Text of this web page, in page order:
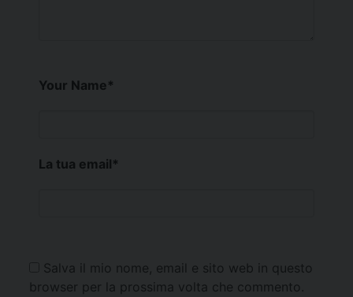
Your Name*
La tua email*
Salva il mio nome, email e sito web in questo
browser per la prossima volta che commento.